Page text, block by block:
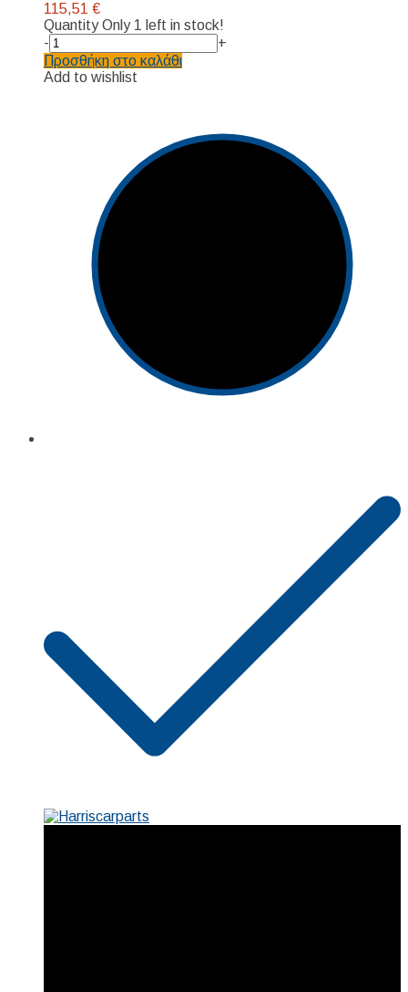
115,51 €
QuantityOnly 1 left in stock!
-
+
Προσθήκη στο καλάθι
Add to wishlist